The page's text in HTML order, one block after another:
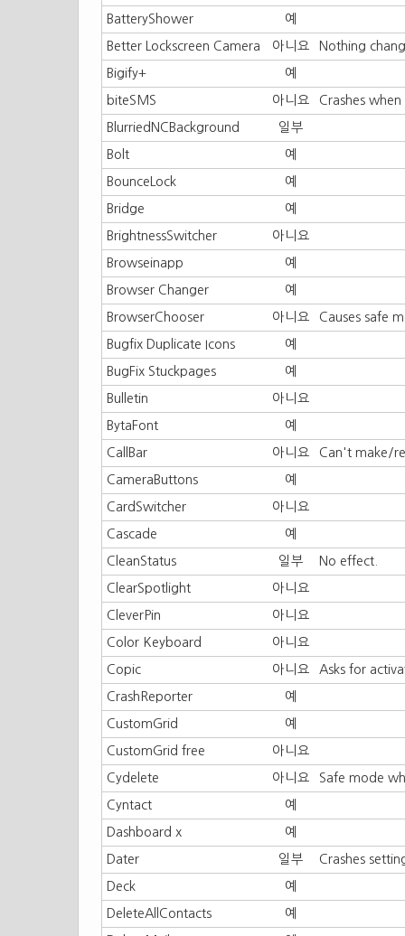
BatteryShower 예
Better Lockscreen Camera 아니요 Nothing
Bigify+ 예
biteSMS 아니요 Crashes
BlurriedNCBackground 일부
Bolt 예
BounceLock 예
Bridge 예
BrightnessSwitcher 아니요
Browseinapp 예
Browser Changer 예
BrowserChooser 아니요 Causes safe
Bugfix Duplicate Icons 예
BugFix Stuckpages 예
Bulletin 아니요
BytaFont 예
CallBar 아니요 Can't make/
CameraButtons 예
CardSwitcher 아니요
Cascade 예
CleanStatus 일부 No effect.
ClearSpotlight 아니요
CleverPin 아니요
Color Keyboard 아니요
Copic 아니요 Asks for
CrashReporter 예
CustomGrid 예
CustomGrid free 아니요
Cydelete 아니요 Safe mode
Cyntact 예
Dashboard x 예
Dater 일부 Crashes
Deck 예
DeleteAllContacts 예